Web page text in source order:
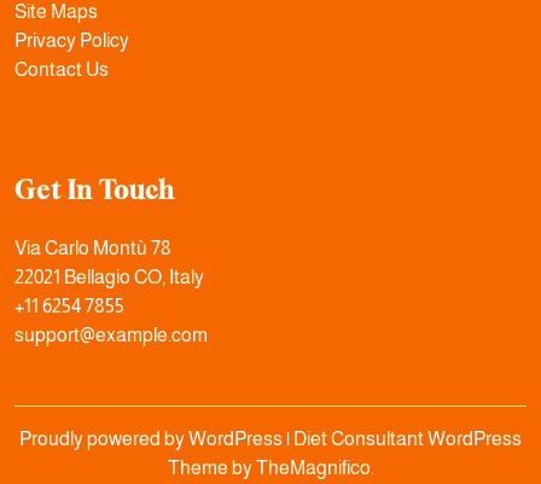
Site Maps
Privacy Policy
Contact Us
Get In Touch
Via Carlo Montù 78
22021 Bellagio CO, Italy
+11 6254 7855
support@example.com
Proudly powered by WordPress | Diet Consultant WordPress
Theme by TheMagnifico.